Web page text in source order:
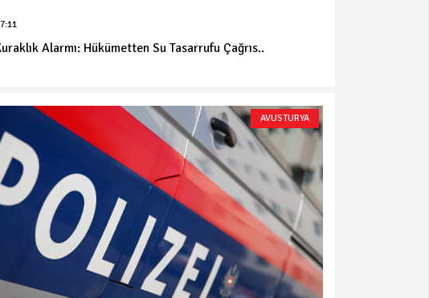
Alarmı: Hükümetten Su Tasarrufu Çağrıs..
AVUSTURYA